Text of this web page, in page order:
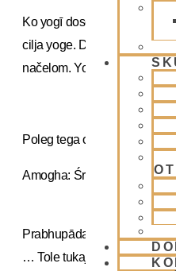
Ko yogī doseže
cilja yoge. Današnja tako
načelom. Yogī, ki se vdaja
Poleg tega opozarja na
Amogha: Śrīla Prabhupāda,
Prabhupāda: Ne. To je
… Tole tukaj je na primer